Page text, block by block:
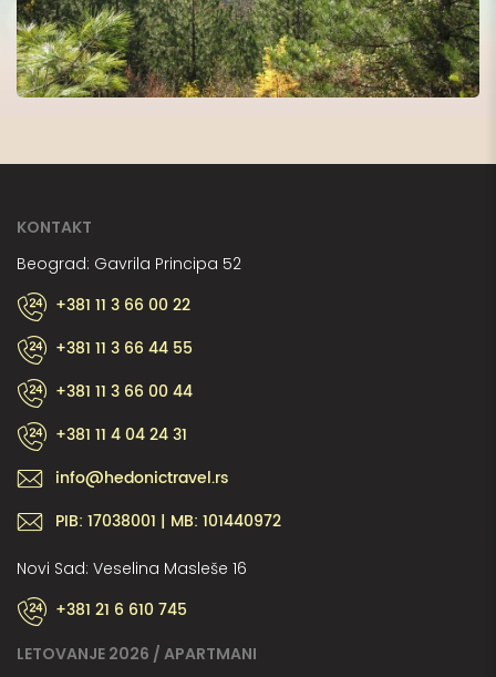
KONTAKT
Beograd: Gavrila Principa 52
+381 11 3 66 00 22
+381 11 3 66 44 55
+381 11 3 66 00 44
+381 11 4 04 24 31
info@hedonictravel.rs
PIB: 17038001 | MB: 101440972
Novi Sad: Veselina Masleše 16
+381 21 6 610 745
LETOVANJE 2026 / APARTMANI